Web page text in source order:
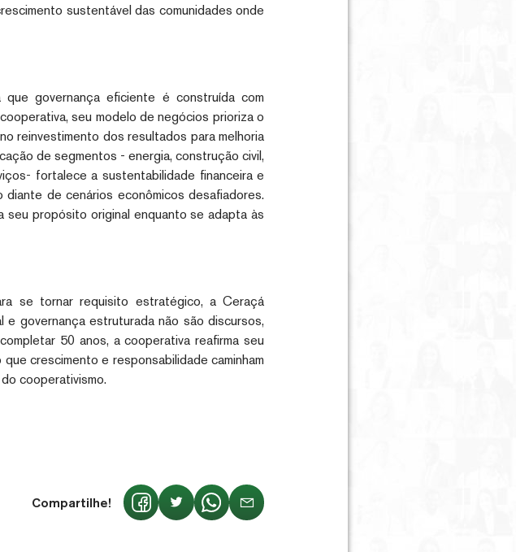
sustentável das comunidades onde
governança eficiente é construída com
seu modelo de negócios prioriza o
reinvestimento dos resultados para melhoria
de segmentos - energia, construção civil,
fortalece a sustentabilidade financeira e
de cenários econômicos desafiadores.
seu propósito original enquanto se adapta às
se tornar requisito estratégico, a Ceraçá
e governança estruturada não são discursos,
50 anos, a cooperativa reafirma seu
crescimento e responsabilidade caminham
cooperativismo.
Compartilhe!